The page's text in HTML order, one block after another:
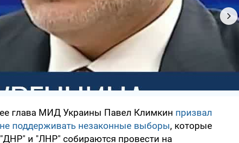
глава МИД Украины Павел Климкин призвал
поддерживать незаконные выборы, которые
и "ЛНР" собираются провести на